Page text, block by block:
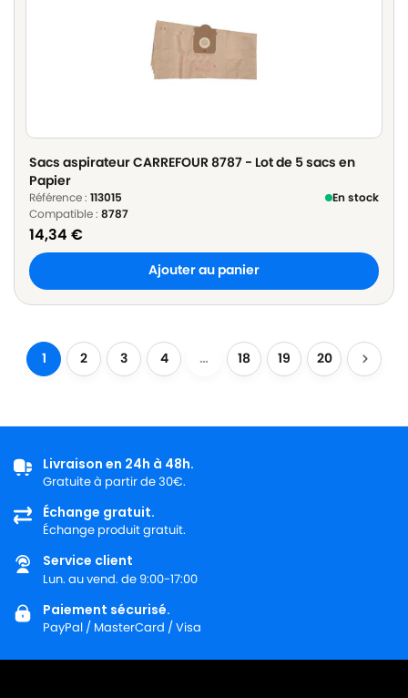
Sacs aspirateur CARREFOUR 8787 - Lot de 5 sacs en
Papier
Référence : 113015
En stock
Compatible : 8787
14,34 €
Ajouter au panier
1 2 3 4 … 18 19 20
Livraison en 24h à 48h.
Gratuite à partir de 30€.
Échange gratuit.
Échange produit gratuit.
Service client
Lun. au vend. de 9:00-17:00
Paiement sécurisé.
PayPal / MasterCard / Visa